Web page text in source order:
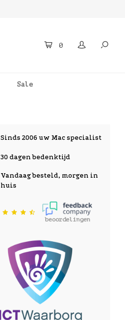
0
Sale
Sinds 2006 uw Mac specialist
30 dagen bedenktijd
Vandaag besteld, morgen in
huis
beoordelingen